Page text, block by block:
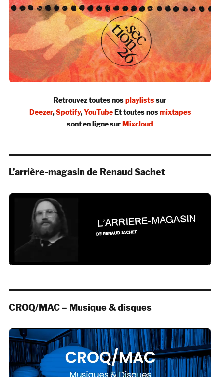
Retrouvez toutes nosplaylistssur
Deezer,Spotify,YouTubeEt toutes nosmixtapes
sont en ligne surMixcloud
L’arrière-magasin de Renaud Sachet
CROQ/MAC – Musique & disques